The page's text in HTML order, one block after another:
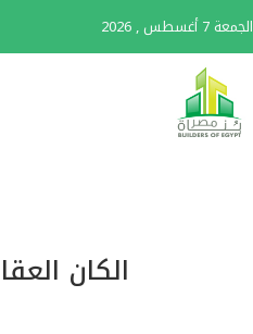
الجمعة 7 أغسطس , 2026